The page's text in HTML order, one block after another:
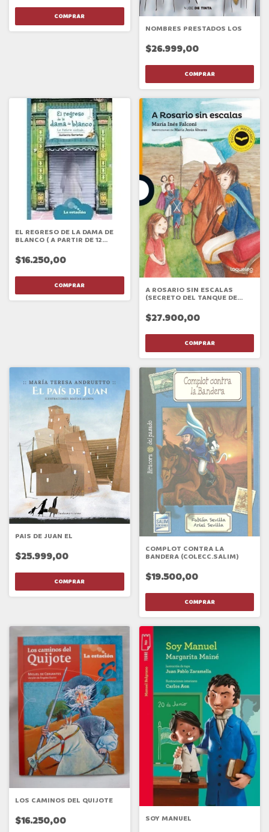
NOMBRES PRESTADOS LOS
$26.999,00
EL REGRESO DE LA DAMA DE
BLANCO ( A PARTIR DE 12
$16.250,00
A ROSARIO SIN ESCALAS
(SECRETO DEL TANQUE DE
$27.900,00
PAIS DE JUAN EL
$25.999,00
COMPLOT CONTRA LA
BANDERA (COLECC.SALIM)
$19.500,00
LOS CAMINOS DEL QUIJOTE
$16.250,00 SOY MANUEL